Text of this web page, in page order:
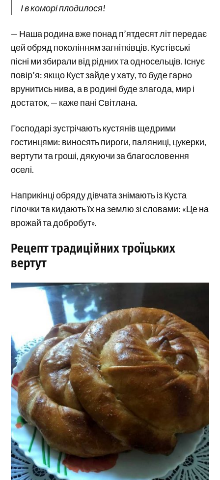
І в коморі плодилося!
— Наша родина вже понад п’ятдесят літ передає
цей обряд поколінням загнітківців. Кустівські
пісні ми збирали від рідних та односельців. Існує
повір’я: якщо Куст зайде у хату, то буде гарно
врунитись нива, а в родині буде злагода, мир і
достаток, — каже пані Світлана.
Господарі зустрічають кустянів щедрими
гостинцями: виносять пироги, паляниці, цукерки,
вертути та гроші, дякуючи за благословення
оселі.
Наприкінці обряду дівчата знімають із Куста
гілочки та кидають їх на землю зі словами: «Це на
врожай та добробут».
Рецепт традиційних троїцьких
вертут